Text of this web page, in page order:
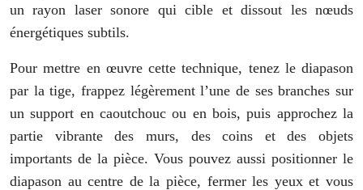
un rayon laser sonore qui cible et dissout les nœuds
énergétiques subtils.
Pour mettre en œuvre cette technique, tenez le diapason
par la tige, frappez légèrement l’une de ses branches sur
un support en caoutchouc ou en bois, puis approchez la
partie vibrante des murs, des coins et des objets
importants de la pièce. Vous pouvez aussi positionner le
diapason au centre de la pièce, fermer les yeux et vous